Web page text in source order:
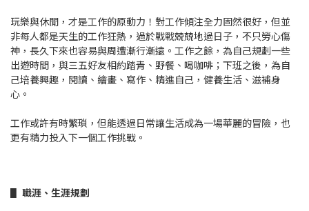
玩樂與休閒，才是工作的原動力！對工作傾注全力固然很好，但並
非每人都是天生的工作狂熱，過於戰戰兢兢地過日子，不只勞心傷
神，長久下來也容易與周遭漸行漸遠。工作之餘，為自己規劃一些
出遊時間，與三五好友相約踏青、野餐、喝咖啡；下班之後，為自
己培養興趣，閱讀、繪畫、寫作、精進自己，健養生活、滋補身
心。
工作或許有時繁瑣，但能透過日常讓生活成為一場華麗的冒險，也
更有精力投入下一個工作挑戰。
▋ 職涯、生涯規劃